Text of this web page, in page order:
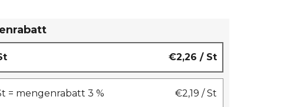
€2,26 / St
= mengenrabatt 3 % €2,19 / St